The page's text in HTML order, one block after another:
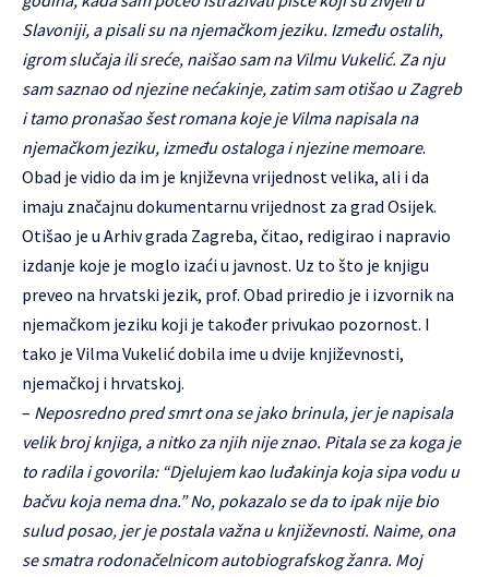
Slavoniji, a pisali su na njemačkom jeziku. Između ostalih,
igrom slučaja ili sreće, naišao sam na Vilmu Vukelić. Za nju
sam saznao od njezine nećakinje, zatim sam otišao u Zagreb
i tamo pronašao šest romana koje je Vilma napisala na
njemačkom jeziku, između ostaloga i njezine memoare.
Obad je vidio da im je književna vrijednost velika, ali i da
imaju značajnu dokumentarnu vrijednost za grad Osijek.
Otišao je u Arhiv grada Zagreba, čitao, redigirao i napravio
izdanje koje je moglo izaći u javnost. Uz to što je knjigu
preveo na hrvatski jezik, prof. Obad priredio je i izvornik na
njemačkom jeziku koji je također privukao pozornost. I
tako je Vilma Vukelić dobila ime u dvije književnosti,
njemačkoj i hrvatskoj.
– Neposredno pred smrt ona se jako brinula, jer je napisala
velik broj knjiga, a nitko za njih nije znao. Pitala se za koga je
to radila i govorila: “Djelujem kao luđakinja koja sipa vodu u
bačvu koja nema dna.” No, pokazalo se da to ipak nije bio
sulud posao, jer je postala važna u književnosti. Naime, ona
se smatra rodonačelnicom autobiografskog žanra. Moj